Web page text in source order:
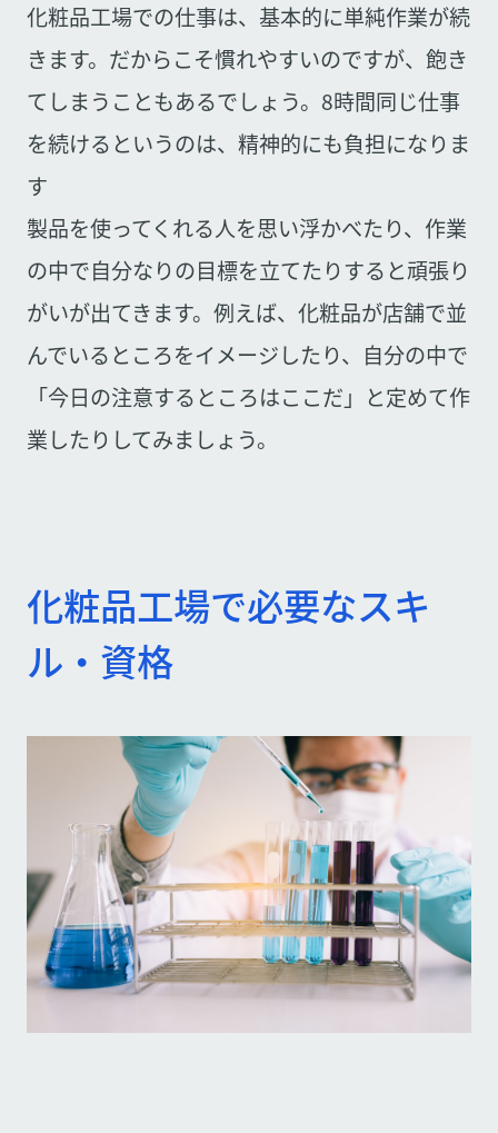
化粧品工場での仕事は、基本的に単純作業が続
きます。だからこそ慣れやすいのですが、飽き
てしまうこともあるでしょう。8時間同じ仕事
を続けるというのは、精神的にも負担になりま
す
製品を使ってくれる人を思い浮かべたり、作業
の中で自分なりの目標を立てたりすると頑張り
がいが出てきます。例えば、化粧品が店舗で並
んでいるところをイメージしたり、自分の中で
「今日の注意するところはここだ」と定めて作
業したりしてみましょう。
化粧品工場で必要なスキ
ル・資格